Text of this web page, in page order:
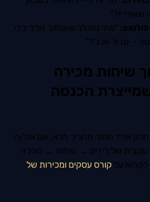
שאחריו?”
“מתי נוח לך שאחזור אליך כדי
- יום א’ או ג’?”
שיחות מכירה
הכנסה
חלק אחד מתוך תהליך מלא. אם את/ה
עקבית של לידים → שיחות → סגירה
על קורס עסקים ומכירות של